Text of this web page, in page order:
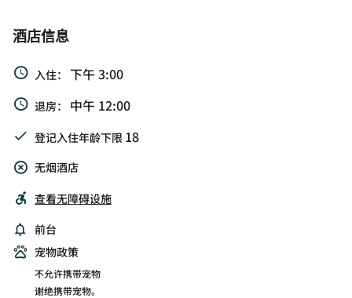
酒店信息
入住： 下午 3:00
退房： 中午 12:00
登记入住年龄下限 18
无烟酒店
查看无障碍设施
前台
宠物政策
不允许携带宠物
谢绝携带宠物。